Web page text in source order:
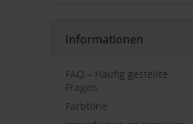
Informationen
FAQ – Häufig gestellte
Fragen
Farbtöne